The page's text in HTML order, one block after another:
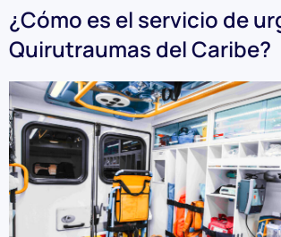
¿Cómo es el servicio de
Quirutraumas del Caribe?